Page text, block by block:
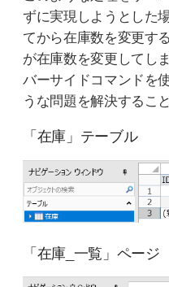
ずに実現しようとした
てから在庫数を変更す
が在庫数を変更してし
バーサイドコマンドを
うな問題を解決するこ
「在庫」テーブル
「在庫_一覧」ページ